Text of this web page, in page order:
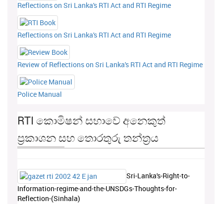
Reflections on Sri Lanka's RTI Act and RTI Regime
Reflections on Sri Lanka's RTI Act and RTI Regime
Review of Reflections on Sri Lanka's RTI Act and RTI Regime
Police Manual
RTI කොමිෂන් සභාවේ අනෙකුත්
ප්‍රකාශන සහ තොරතුරු තන්ත්‍රය
Sri-Lanka's-Right-to-
Information-regime-and-the-UNSDGs-Thoughts-for-
Reflection-(Sinhala)